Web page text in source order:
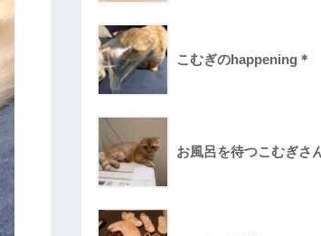
こむぎのhappening＊
お風呂を待つこむぎさ